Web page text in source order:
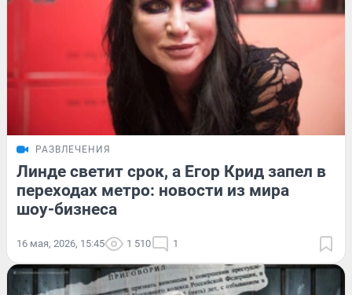
РАЗВЛЕЧЕНИЯ
Линде светит срок, а Егор Крид запел в
переходах метро: новости из мира
шоу-бизнеса
16 мая, 2026, 15:45 1 510 1